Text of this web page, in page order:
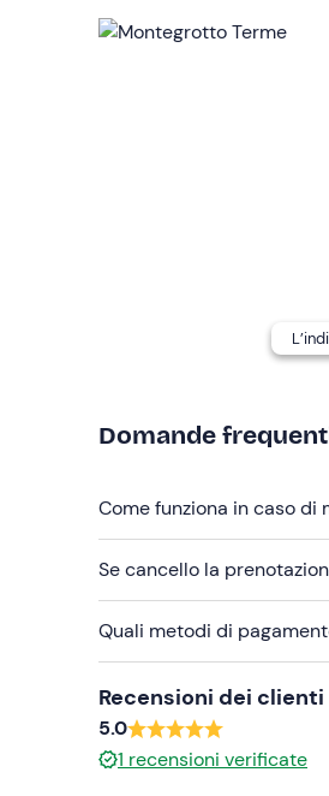
Il noleggiatore dispone di
Non dimenticare di
Documento di identità
Domande
Come funziona in caso di
Se cancello la
Quali metodi di
Recensioni dei clienti
5.0
1 recensioni verificate